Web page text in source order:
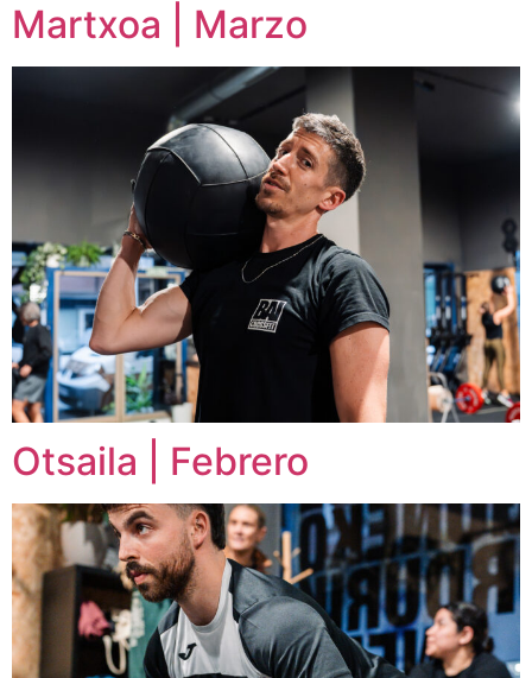
Martxoa | Marzo
Otsaila | Febrero